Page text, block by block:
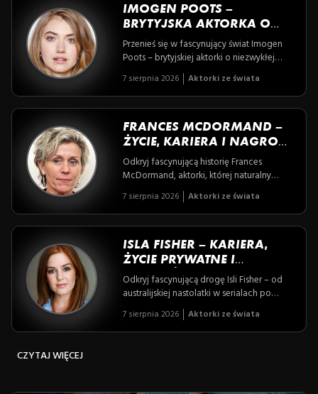
IMOGEN POOTS –
BRYTYJSKA AKTORKA O
WIELOWYMIAROWYM
TALENCIE
Przenieś się w fascynujący świat Imogen
Poots – brytyjskiej aktorki o niezwykłej
wszechstronności i artystycznej głębi,
której role na ekranie i scenie zachwycają
zarówno krytyków, jak i widzów na całym
świecie. Poznaj historię kobiety, która z
odwagą eksploruje różnorodne kino i
teatr, a jednocześnie zachowuje dyskrecję
i autentyczność w życiu prywatnym.
7 sierpnia 2026 Aktorki ze świata
FRANCES MCDORMAND –
ŻYCIE, KARIERA I NAGRODY
WYBITNEJ AKTORKI
Odkryj fascynującą historię Frances
McDormand, aktorki, której naturalny
talent i niezłomny duch przyniosły trzy
Oscary oraz niezapomniane role silnych,
złożonych kobiet. Poznaj jej drogę od
teatralnej pasji po kinowe triumfy oraz
niezwykłe zaangażowanie w kwestie
społeczne i równości.
7 sierpnia 2026 Aktorki ze świata
ISLA FISHER – KARIERA,
ŻYCIE PRYWATNE I
NAJWAŻNIEJSZE FAKTY
Odkryj fascynującą drogę Isli Fisher – od
australijskiej nastolatki w serialach po
rozśmieszającą widzów gwiazdę
Hollywood, która nie boi się łączyć
intensywnej kariery z wyzwaniami życia
7 sierpnia 2026 Aktorki ze świata
CZYTAJ WIĘCEJ